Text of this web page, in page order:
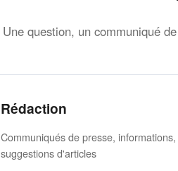
Une question, un communiqué
Rédaction
Communiqués de presse, informations,
suggestions d'articles